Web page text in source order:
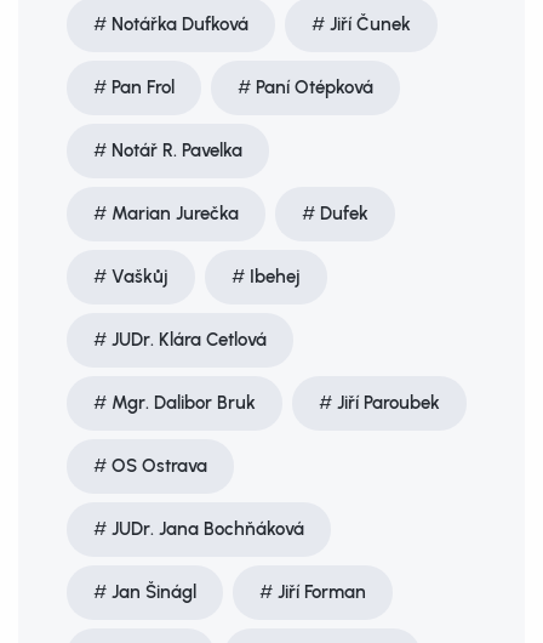
Notářka Dufková Jiří Čunek
Pan Frol Paní Otépková
Notář R. Pavelka
Marian Jurečka Dufek
Vaškůj Ibehej
JUDr. Klára Cetlová
Mgr. Dalibor Bruk Jiří Paroubek
OS Ostrava
JUDr. Jana Bochňáková
Jan Šinágl Jiří Forman